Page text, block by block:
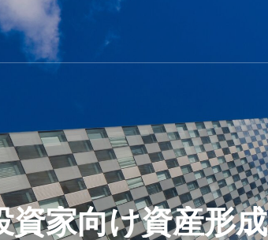
資家向け資産形成